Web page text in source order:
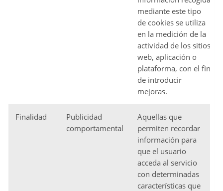
mediante este tipo
de cookies se utiliza
en la medición de la
actividad de los sitios
web, aplicación o
plataforma, con el fin
de introducir
mejoras.
Finalidad
Publicidad
comportamental
Aquellas que
permiten recordar
información para
que el usuario
acceda al servicio
con determinadas
características que